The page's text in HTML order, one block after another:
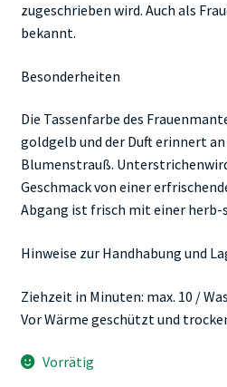
zugeschrieben wird. Auch als
bekannt.
Besonderheiten
Die Tassenfarbe des
goldgelb und der Duft erinnert
Blumenstrauß.
Geschmack von einer
Abgang ist frisch mit einer
Hinweise zur Handhabung und
Ziehzeit in Minuten: max. 10 /
Vor Wärme geschützt und
Vorrätig